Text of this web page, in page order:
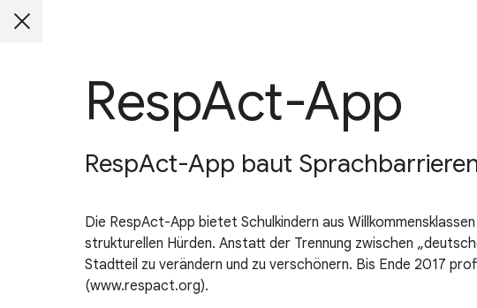
RespAct-App
RespAct-App baut
Die RespAct-App bietet Schulkindern aus
strukturellen Hürden. Anstatt der Trennung zwischen
Stadtteil zu verändern und zu verschönern. Bis Ende 2017
(www.respact.org).